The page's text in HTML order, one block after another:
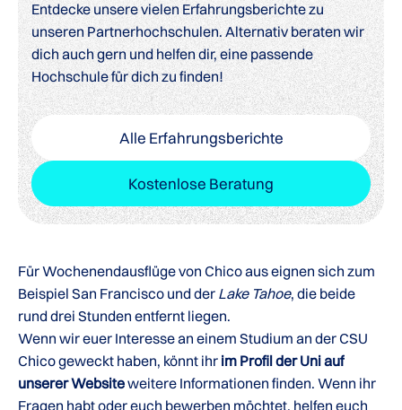
Entdecke unsere vielen Erfahrungsberichte zu
unseren Partnerhochschulen. Alternativ beraten wir
dich auch gern und helfen dir, eine passende
Hochschule für dich zu finden!
Alle Erfahrungsberichte
Kostenlose Beratung
Für Wochenendausflüge von Chico aus eignen sich zum
Beispiel San Francisco und der Lake Tahoe, die beide
rund drei Stunden entfernt liegen.
Wenn wir euer Interesse an einem Studium an der CSU
Chico geweckt haben, könnt ihr im Profil der Uni auf
unserer Websiteweitere Informationen finden. Wenn ihr
Fragen habt oder euch bewerben möchtet, helfen euch